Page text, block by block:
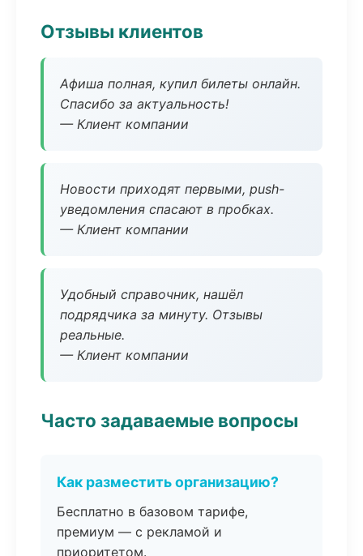
Отзывы клиентов
Афиша полная, купил билеты онлайн.
Спасибо за актуальность!
— Клиент компании
Новости приходят первыми, push-
уведомления спасают в пробках.
— Клиент компании
Удобный справочник, нашёл
подрядчика за минуту. Отзывы
реальные.
— Клиент компании
Часто задаваемые вопросы
Как разместить организацию?
Бесплатно в базовом тарифе,
премиум — с рекламой и
приоритетом.